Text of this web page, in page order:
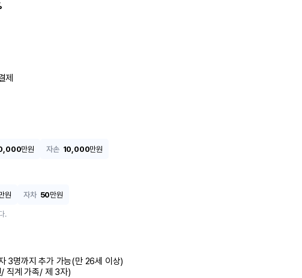
제
만원 자손 10,000만원
원 자차 50만원
.
3명까지 추가 가능(만 26세 이상)
직계 가족/ 제 3자)